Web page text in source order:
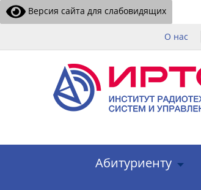
Версия сайта для слабовидящих
О нас
Абитуриенту